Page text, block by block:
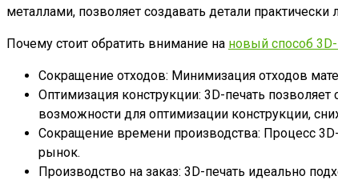
металлами, позволяет создавать детали
Почему стоит обратить внимание на новый способ
Сокращение отходов: Минимизация отходов
Оптимизация конструкции: 3D-печать
возможности для оптимизации конструкции,
Сокращение времени производства: Процесс
рынок.
Производство на заказ: 3D-печать идеально